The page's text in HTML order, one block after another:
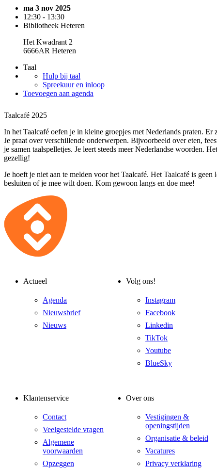
ma 3 nov 2025
12:30 - 13:30
Bibliotheek Heteren
Het Kwadrant 2
6666AR Heteren
Taal
Hulp bij taal
Spreekuur en inloop
Toevoegen aan agenda
Taalcafé 2025
In het Taalcafé oefen je in kleine groepjes met Nederlands praten.
Je praat over verschillende onderwerpen. Bijvoorbeeld over eten,
je samen taalspelletjes. Je leert steeds meer Nederlandse woorden.
gezellig!
Je hoeft je niet aan te melden voor het Taalcafé. Het Taalcafé is geen
besluiten of je mee wilt doen. Kom gewoon langs en doe mee!
Actueel
Agenda
Nieuwsbrief
Nieuws
Volg ons!
Instagram
Facebook
Linkedin
TikTok
Youtube
BlueSky
Klantenservice
Contact
Veelgestelde vragen
Algemene
voorwaarden
Opzeggen
Over ons
Vestigingen &
openingstijden
Organisatie & beleid
Vacatures
Privacy verklaring